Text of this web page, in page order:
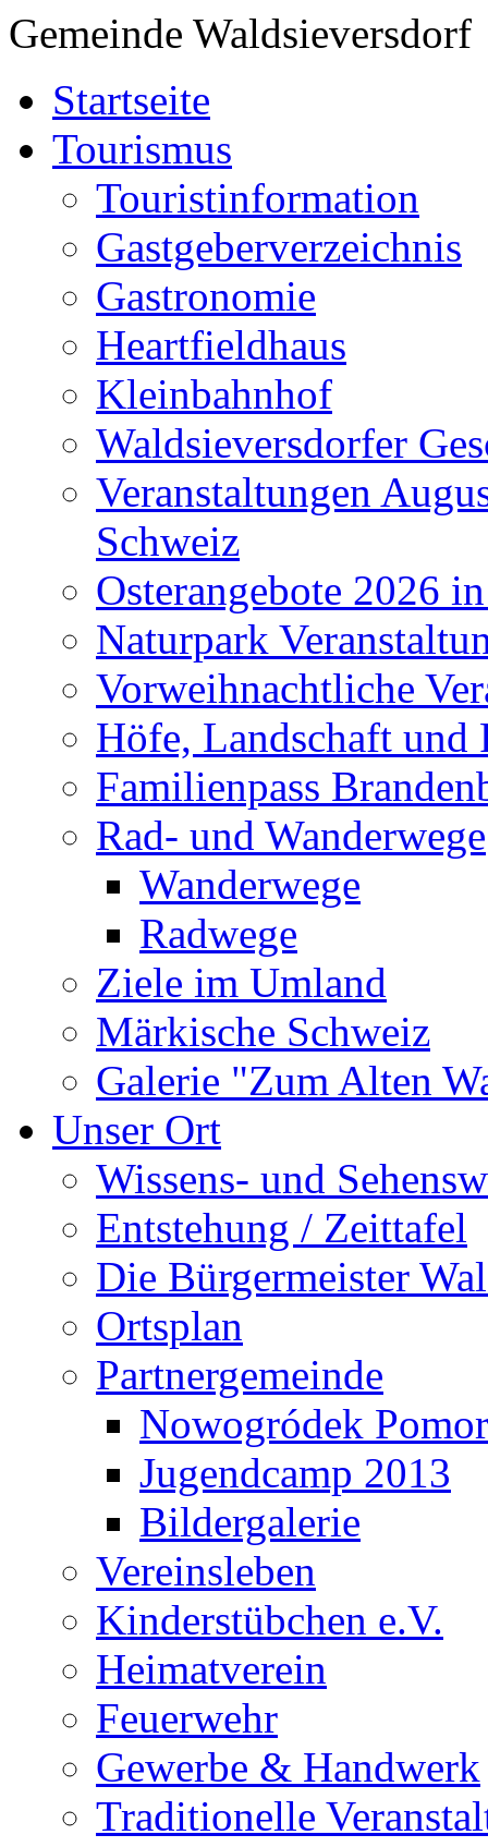
Gemeinde Waldsieversdorf
Startseite
Tourismus
Touristinformation
Gastgeberverzeichnis
Gastronomie
Heartfieldhaus
Kleinbahnhof
Waldsieversdorfer
Veranstaltungen
Schweiz
Osterangebote 2026
Naturpark
Vorweihnachtliche
Höfe, Landschaft und
Familienpass
Rad- und Wanderwege
Wanderwege
Radwege
Ziele im Umland
Märkische Schweiz
Galerie "Zum Alten
Unser Ort
Wissens- und
Entstehung / Zeittafel
Die Bürgermeister
Ortsplan
Partnergemeinde
Nowogródek
Jugendcamp 2013
Bildergalerie
Vereinsleben
Kinderstübchen e.V.
Heimatverein
Feuerwehr
Gewerbe & Handwerk
Traditionelle